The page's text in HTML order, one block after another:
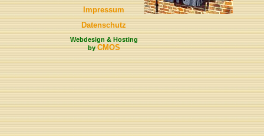
Impressum
Datenschutz
Webdesign & Hosting
byCMOS